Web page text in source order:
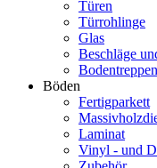
Türen
Türrohlinge
Glas
Beschläge
Bodentreppen
Böden
Fertigparkett
Laminat
Vinyl - und